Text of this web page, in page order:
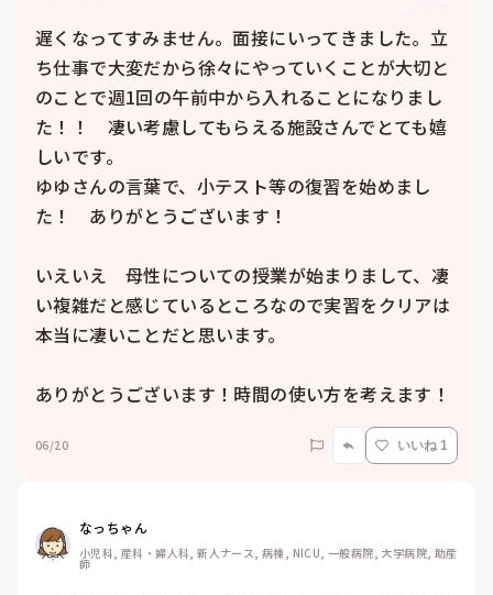
遅くなってすみません。面接にいってきました。立
ち仕事で大変だから徐々にやっていくことが大切と
のことで週1回の午前中から入れることになりまし
た！！　凄い考慮してもらえる施設さんでとても嬉
しいです。
ゆゆさんの言葉で、小テスト等の復習を始めまし
た！　ありがとうございます！
いえいえ　母性についての授業が始まりまして、凄
い複雑だと感じているところなので実習をクリアは
本当に凄いことだと思います。
ありがとうございます！時間の使い方を考えます！
06/20 いいね 1
なっちゃん
小児科, 産科・婦人科, 新人ナース, 病棟, NICU, 一般病院, 大学病院, 助産
師